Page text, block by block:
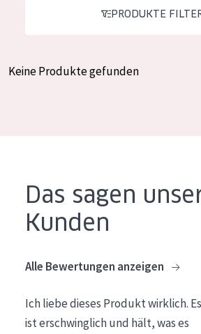
Essentials
Lift+
Empfindliche Haut
PRODUKTE
Keine Produkte gefunden
Das sagen
Kunden
Alle Bewertungen anzeigen
Ich liebe dieses Produkt wirklich. Es
ist erschwinglich und hält, was es